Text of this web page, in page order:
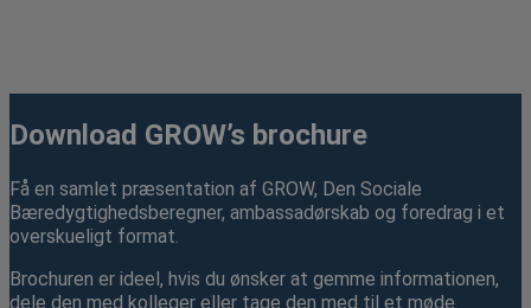
Download GROW’s brochure
Få en samlet præsentation af GROW, Den Sociale
Bæredygtighedsberegner, ambassadørskab og foredrag i et
overskueligt format.
Brochuren er ideel, hvis du ønsker at gemme informationen,
dele den med kolleger eller tage den med til et møde.